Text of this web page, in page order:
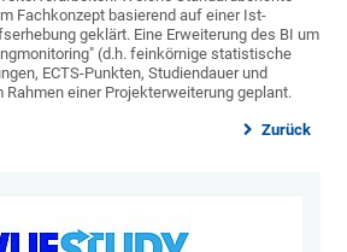
Fachkonzept basierend auf einer Ist-
geklärt. Eine Erweiterung des BI um
(d.h. feinkörnige statistische
ECTS-Punkten, Studiendauer und
einer Projekterweiterung geplant.
Zurück